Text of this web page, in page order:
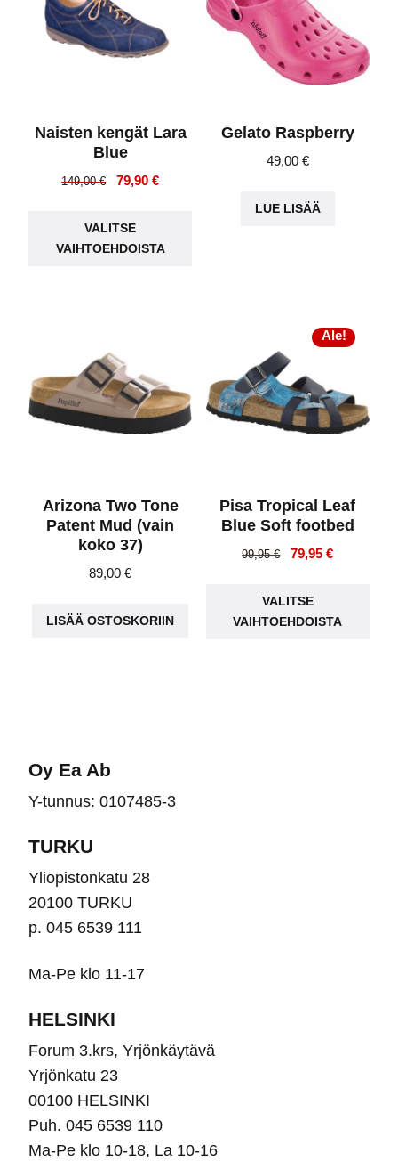
Naisten kengät Lara
Blue
149,00€
Alkuperäinen
oli:
149,00 €.
79,90€Nykyinen
79,90 €.
VALITSE
VAIHTOEHDOISTA
valinnat
tuotteen
Gelato Raspberry
49,00 €
LUE LISÄÄ
Arizona Two Tone
Patent Mud (vain
koko 37)
89,00€
LISÄÄ OSTOSKORIIN
Ale!
Pisa Tropical Leaf
Blue Soft footbed
99,95€
Alkuperäinen
oli:
99,95 €.
79,95€Nykyinen
79,95 €.
VALITSE
VAIHTOEHDOISTA
Oy Ea Ab
Y-tunnus: 0107485-3
TURKU
Yliopistonkatu 28
20100 TURKU
p. 045 6539 111
Ma-Pe klo 11-17
HELSINKI
Forum 3.krs, Yrjönkäytävä
Yrjönkatu 23
00100 HELSINKI
Puh. 045 6539 110
Ma-Pe klo 10-18, La 10-16